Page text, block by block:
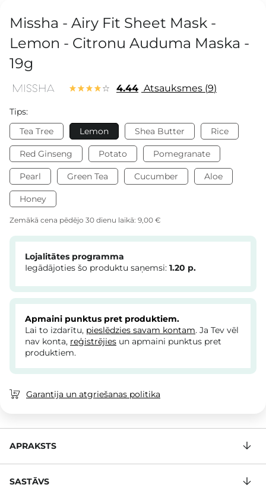
Missha - Airy Fit Sheet Mask -
Lemon - Citronu Auduma Maska -
19g
4.44 Atsauksmes 9
Tips:
Tea Tree
Lemon Shea Butter Rice
Red Ginseng Potato Pomegranate
Pearl Green Tea Cucumber Aloe
Honey
Zemākā cena pēdējo 30 dienu laikā: 9,00 €
Lojalitātes programma
Iegādājoties šo produktu saņemsi: 1.20 p.
Apmaini punktus pret produktiem.
Lai to izdarītu, pieslēdzies savam kontam. Ja Tev vēl
nav konta, reģistrējies un apmaini punktus pret
produktiem.
Garantija un atgriešanas politika
APRAKSTS
SASTĀVS